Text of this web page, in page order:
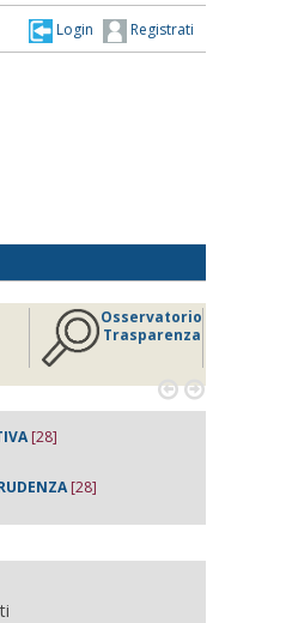
Registrati
Login
Osservatorio
Trasparenza
 
[28]
[28]